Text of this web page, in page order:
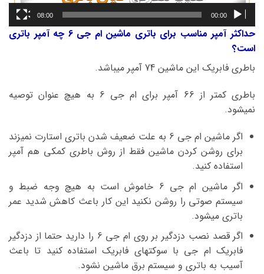
00:00
08:00
حداکثر آمپر مناسب برای باتری ماشین ام جی 6 چه آمپر باتری
است؟
باطری فابریک این ماشین 74 آمپر میباشد.
باطری کمتر از 66 آمپر برای ام جی 6 به هیچ عنوان توصیه
نمیشود.
اگر ماشین ام جی 6 به علت ضعیف شدن باتری استارت نمیزند
برای روشن کردن ماشین فقط از روش باطری کمکی هم آمپر
استفاده کنید.
اگر ماشین ام جی 6 خاموش است به هیچ وجه ضبط و
سیستم صوتی را روشن نکنید این کار باعث کاهش شدید عمر
باتری میشود.
اگر قصد نصب دزدگیر بر روی ام جی 6 را دارید حتما از دزدگیر
فابریک ام جی با سوکتهای فابریک استفاده کنید تا باعث
آسیب به باتری و سیستم برق ماشین نشود.